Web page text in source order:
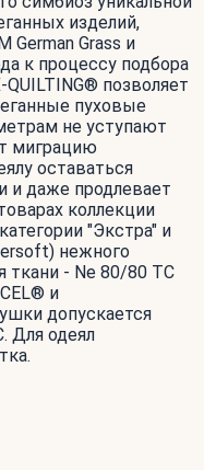
изделий,
German Grass и
к процессу подбора
позволяет
пуховые
не уступают
миграцию
оставаться
и даже продлевает
коллекции
"Экстра" и
нежного
ткани - Ne 80/80 TC
и
допускается
Для одеял